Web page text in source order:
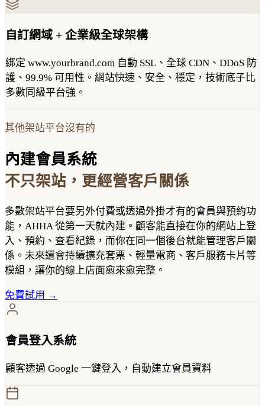
自訂網域 + 企業級全球架構
綁定 www.yourbrand.com 自動 SSL、全球 CDN、DDoS 防
護、99.9% 可用性。網站快速、安全、穩定，技術底子比
多數同級平台強。
其他架站平台沒有的
內建會員系統
不只架站，更經營客戶關係
多數架站平台要另外付費或透過外掛才有的會員與預約功
能，AHHA 從第一天就內建。顧客能直接在你的網站上登
入、預約、查看紀錄，而你在同一個後台就能管理客戶關
係。未來還會持續擴充套票、輕量電商、客戶服務卡片等
模組，讓你的線上店面愈來愈完整。
免費試用 →
會員登入系統
顧客透過 Google 一鍵登入，自動建立會員資料